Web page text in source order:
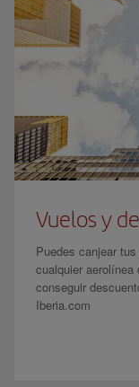
Vuelos y
Puedes canjear
cualquier
conseguir
Iberia.com